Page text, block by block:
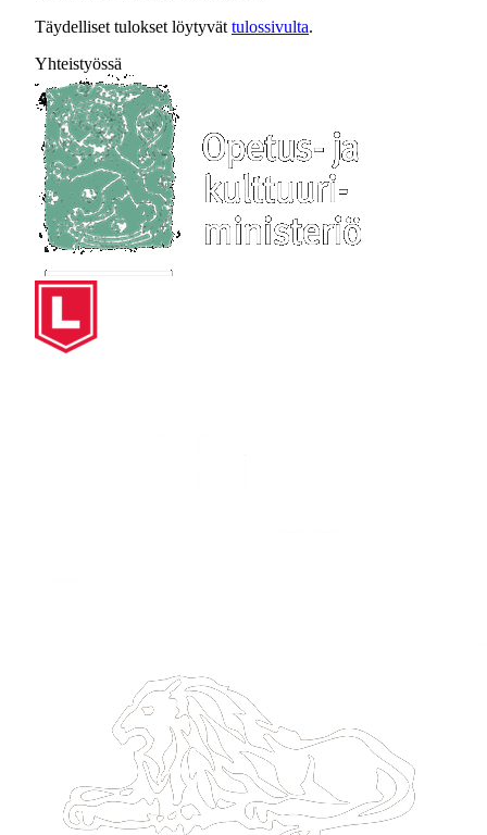
Täydelliset tulokset löytyvät tulossivulta.
Yhteistyössä